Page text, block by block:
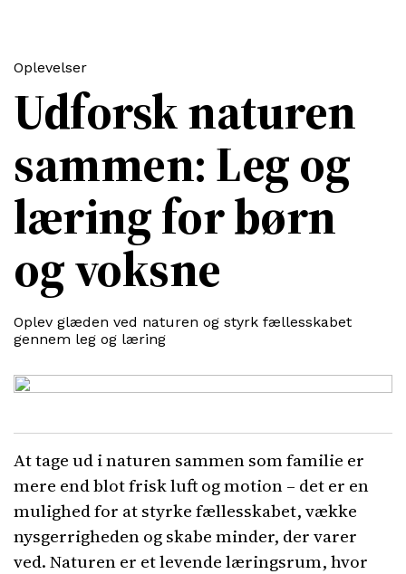
Udforsk naturen
sammen: Leg og
læring for børn
og voksne
Oplev glæden ved naturen og styrk fællesskabet
gennem leg og læring
Oplevelser
At tage ud i naturen sammen som familie er
mere end blot frisk luft og motion – det er en
mulighed for at styrke fællesskabet, vække
nysgerrigheden og skabe minder, der varer
ved. Naturen er et levende læringsrum, hvor